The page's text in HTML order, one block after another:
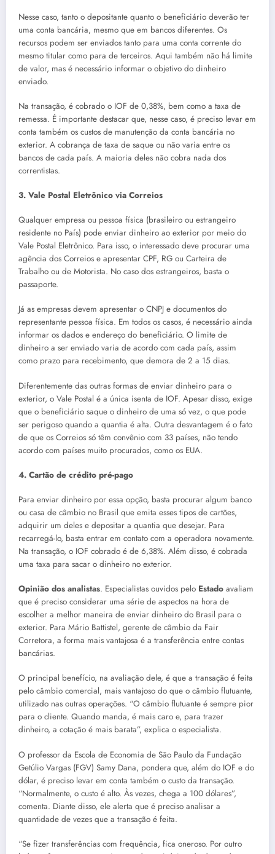
Nesse caso, tanto o depositante quanto o beneficiário deverão ter
uma conta bancária, mesmo que em bancos diferentes. Os
recursos podem ser enviados tanto para uma conta corrente do
mesmo titular como para de terceiros. Aqui também não há limite
de valor, mas é necessário informar o objetivo do dinheiro
enviado.
Na transação, é cobrado o IOF de 0,38%, bem como a taxa de
remessa. É importante destacar que, nesse caso, é preciso levar em
conta também os custos de manutenção da conta bancária no
exterior. A cobrança de taxa de saque ou não varia entre os
bancos de cada país. A maioria deles não cobra nada dos
correntistas.
3. Vale Postal Eletrônico via Correios
Qualquer empresa ou pessoa física (brasileiro ou estrangeiro
residente no País) pode enviar dinheiro ao exterior por meio do
Vale Postal Eletrônico. Para isso, o interessado deve procurar uma
agência dos Correios e apresentar CPF, RG ou Carteira de
Trabalho ou de Motorista. No caso dos estrangeiros, basta o
passaporte.
Já as empresas devem apresentar o CNPJ e documentos do
representante pessoa física. Em todos os casos, é necessário ainda
informar os dados e endereço do beneficiário. O limite de
dinheiro a ser enviado varia de acordo com cada país, assim
como prazo para recebimento, que demora de 2 a 15 dias.
Diferentemente das outras formas de enviar dinheiro para o
exterior, o Vale Postal é a única isenta de IOF. Apesar disso, exige
que o beneficiário saque o dinheiro de uma só vez, o que pode
ser perigoso quando a quantia é alta. Outra desvantagem é o fato
de que os Correios só têm convênio com 33 países, não tendo
acordo com países muito procurados, como os EUA.
4. Cartão de crédito pré-pago
Para enviar dinheiro por essa opção, basta procurar algum banco
ou casa de câmbio no Brasil que emita esses tipos de cartões,
adquirir um deles e depositar a quantia que desejar. Para
recarregá-lo, basta entrar em contato com a operadora novamente.
Na transação, o IOF cobrado é de 6,38%. Além disso, é cobrada
uma taxa para sacar o dinheiro no exterior.
Opinião dos analistas. Especialistas ouvidos pelo Estado avaliam
que é preciso considerar uma série de aspectos na hora de
escolher a melhor maneira de enviar dinheiro do Brasil para o
exterior. Para Mário Battistel, gerente de câmbio da Fair
Corretora, a forma mais vantajosa é a transferência entre contas
bancárias.
O principal benefício, na avaliação dele, é que a transação é feita
pelo câmbio comercial, mais vantajoso do que o câmbio flutuante,
utilizado nas outras operações. “O câmbio flutuante é sempre pior
para o cliente. Quando manda, é mais caro e, para trazer
dinheiro, a cotação é mais barata”, explica o especialista.
O professor da Escola de Economia de São Paulo da Fundação
Getúlio Vargas (FGV) Samy Dana, pondera que, além do IOF e do
dólar, é preciso levar em conta também o custo da transação.
“Normalmente, o custo é alto. Às vezes, chega a 100 dólares”,
comenta. Diante disso, ele alerta que é preciso analisar a
quantidade de vezes que a transação é feita.
“Se fizer transferências com frequência, fica oneroso. Por outro